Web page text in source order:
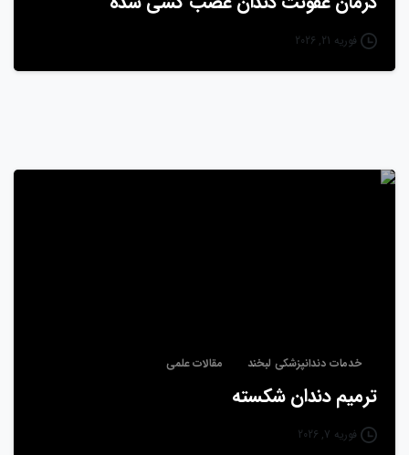
فوریه 21, 2026
خدمات دندانپزشکی لبخند مقالات علمی
ترمیم دندان شکسته
فوریه 7, 2026